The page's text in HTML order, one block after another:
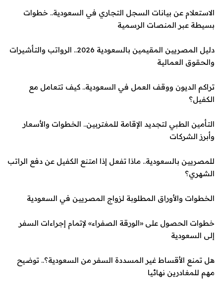
الاستعلام عن بيانات السجل التجاري في السعودية.. خطوات
بسيطة عبر المنصات الرسمية
دليل المصريين المقيمين بالسعودية 2026.. الرواتب والتأشيرات
والحقوق العمالية
تراكم الديون ووقف العمل في السعودية.. كيف تتعامل مع
الكفيل؟
التأمين الطبي لتجديد الإقامة للمغتربين.. الخطوات والأسعار
وأبرز الشركات
للمصريين بالسعودية.. ماذا تفعل إذا امتنع الكفيل عن دفع الراتب
الشهري؟
الخطوات والأوراق المطلوبة لزواج المصريين في السعودية
خطوات الحصول على «الورقة الصفراء» لإتمام إجراءات السفر
إلى السعودية
هل تمنع الأقساط غير المسددة السفر من السعودية؟.. توضيح
مهم للمغادرين نهائيا